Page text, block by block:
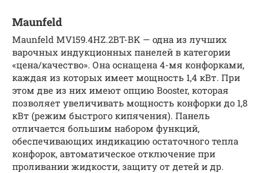
Maunfeld
Maunfeld MV159.4HZ.2BT-BK — одна из лучших
варочных индукционных панелей в категории
«цена/качество». Она оснащена 4-мя конфорками,
каждая из которых имеет мощность 1,4 кВт. При
этом две из них имеют опцию Booster, которая
позволяет увеличивать мощность конфорки до 1,8
кВт (режим быстрого кипячения). Панель
отличается большим набором функций,
обеспечивающих индикацию остаточного тепла
конфорок, автоматическое отключение при
проливании жидкости, защиту от детей и др.